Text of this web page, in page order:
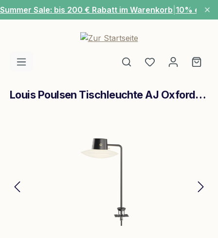
Zum Hauptinhalt springen
Summer Sale: bis 200 € Rabatt im Warenkorb 10% extra
Du hast 0
Louis Poulsen Tischleuchte AJ Oxford 410 Table Glass shade Opal